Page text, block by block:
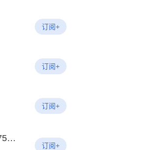
订阅+
订阅+
订阅+
2026内蒙古交通集团蒙通养护有限责任公司招聘项目储备入库人员75人公告
订阅+